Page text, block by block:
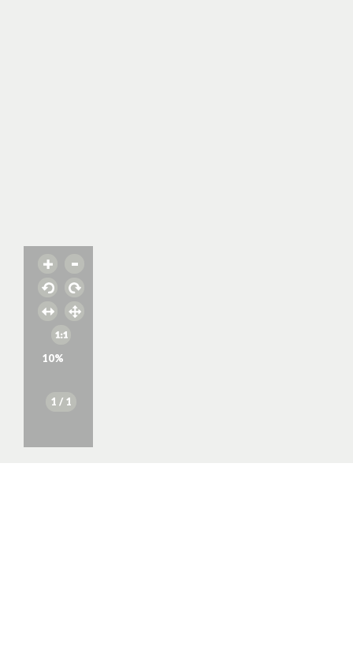
10%
1 / 1